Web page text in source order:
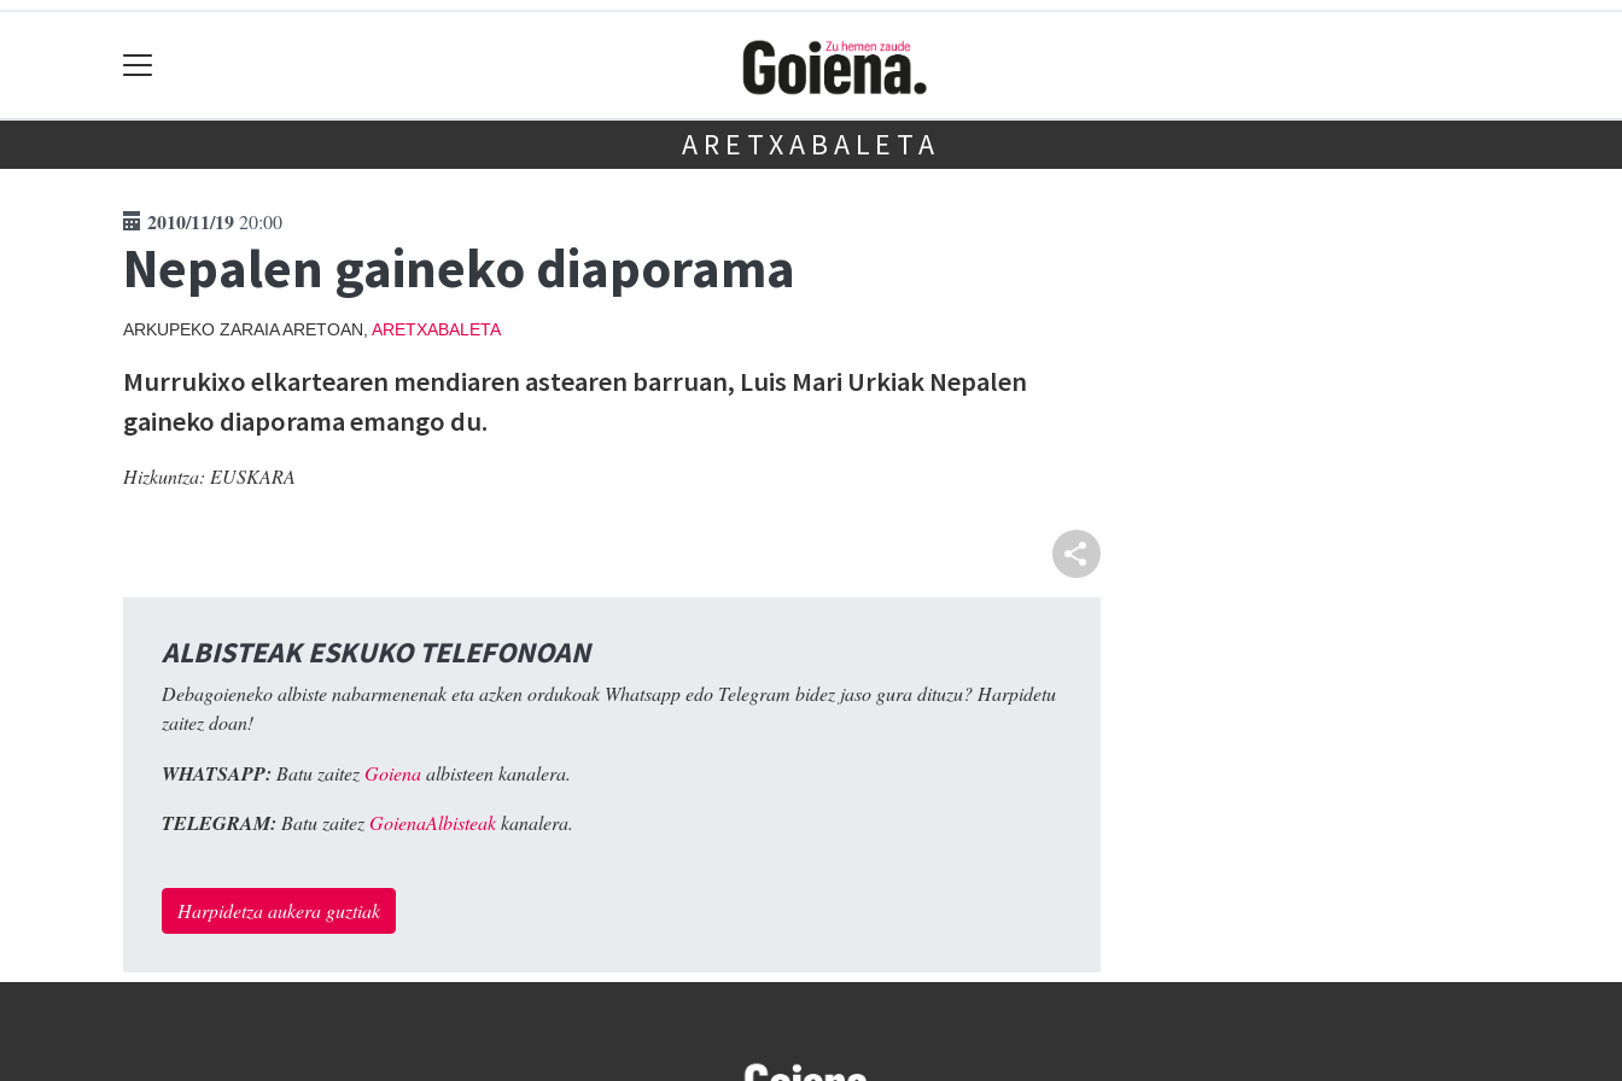
ARETXABALETA
2010/11/1920:00
Nepalen gaineko diaporama
ARKUPEKO ZARAIA ARETOAN, ARETXABALETA
Murrukixo elkartearen mendiaren astearen barruan, Luis Mari Urkiak Nepalen
gaineko diaporama emango du.
Hizkuntza: EUSKARA
ALBISTEAK ESKUKO TELEFONOAN
Debagoieneko albiste nabarmenenak eta azken ordukoak Whatsapp edo Telegram bidez jaso gura dituzu? Harpidetu
zaitez doan!
WHATSAPP: Batu zaitezGoienaalbisteen kanalera.
TELEGRAM: Batu zaitezGoienaAlbisteakkanalera.
Harpidetza aukera guztiak